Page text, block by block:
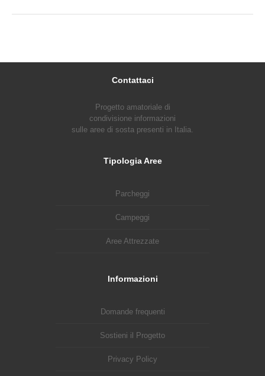
Contattaci
Progetto amatoriale di
condivisione informazioni
sulle aree di sosta presenti in Italia.
Tipologia Aree
Parcheggi
Campeggi
Aree Attrezzate
Informazioni
Domande frequenti
Sostieni il Progetto
Privacy Policy